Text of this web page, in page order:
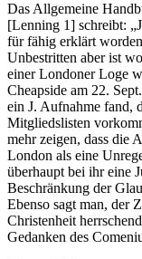
Das Allgemeine
[Lenning 1] schreibt:
für fähig erklärt
Unbestritten aber ist
einer Londoner Loge
Cheapside am 22.
ein J. Aufnahme fand,
Mitgliedslisten
mehr zeigen, dass die
London als eine
überhaupt bei ihr eine
Beschränkung der
Ebenso sagt man, der
Christenheit
Gedanken des